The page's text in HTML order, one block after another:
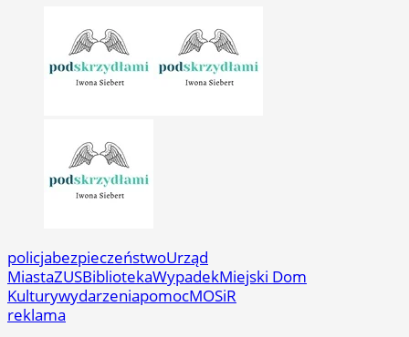
policjabezpieczeństwoUrząd
MiastaZUSBibliotekaWypadekMiejski Dom
KulturywydarzeniapomocMOSiR
reklama